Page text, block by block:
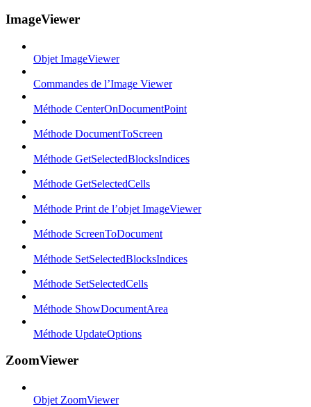
ImageViewer
Objet ImageViewer
Commandes de l’Image Viewer
Méthode CenterOnDocumentPoint
Méthode DocumentToScreen
Méthode GetSelectedBlocksIndices
Méthode GetSelectedCells
Méthode Print de l’objet ImageViewer
Méthode ScreenToDocument
Méthode SetSelectedBlocksIndices
Méthode SetSelectedCells
Méthode ShowDocumentArea
Méthode UpdateOptions
ZoomViewer
Objet ZoomViewer